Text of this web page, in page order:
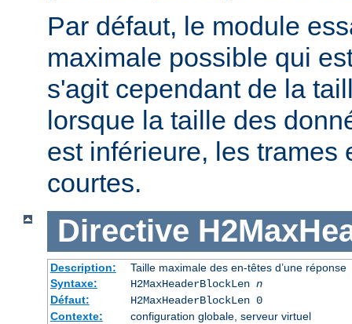
Par défaut, le module
maximale possible qui
s'agit cependant de la
lorsque la taille des
est inférieure, les trames
courtes.
Directive
Description:
Taille maximale des en-têtes d’une réponse
Syntaxe:
H2MaxHeaderBlockLen n
Défaut:
H2MaxHeaderBlockLen 0
Contexte:
configuration globale, serveur virtuel